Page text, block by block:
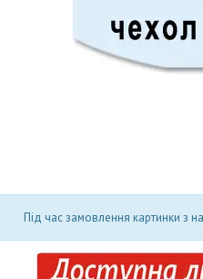
Під час замовлення картинки з